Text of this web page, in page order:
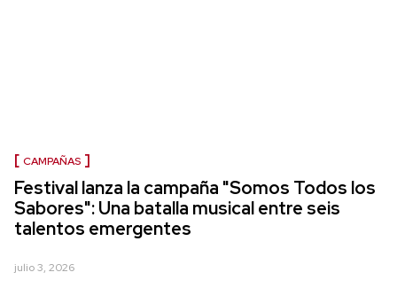
CAMPAÑAS
Festival lanza la campaña "Somos Todos los
Sabores": Una batalla musical entre seis
talentos emergentes
julio 3, 2026